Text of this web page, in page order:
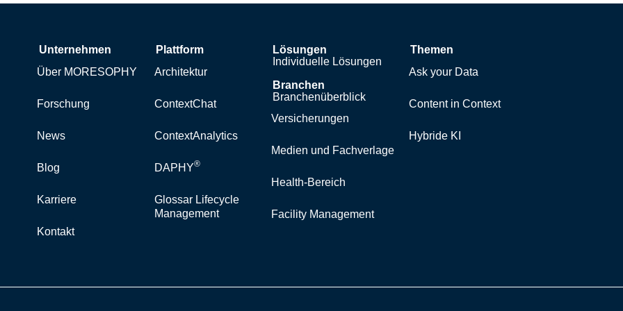
Unternehmen
Über MORESOPHY
Forschung
News
Blog
Karriere
Kontakt
Plattform
Architektur
ContextChat
ContextAnalytics
DAPHY®
Glossar Lifecycle
Management
Lösungen
Individuelle Lösungen
Branchen
Branchenüberblick
Versicherungen
Medien und Fachverlage
Health-Bereich
Facility Management
Themen
Ask your Data
Content in Context
Hybride KI